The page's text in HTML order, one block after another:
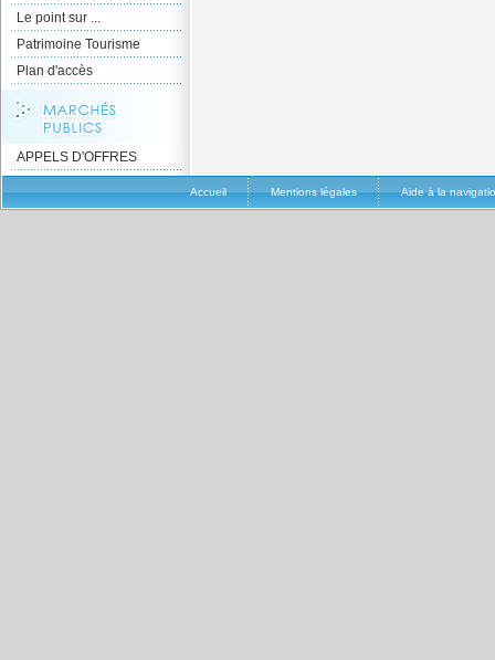
Le point sur ...
Patrimoine Tourisme
Plan d'accès
APPELS D'OFFRES
Accueil Mentions légales Aide à la